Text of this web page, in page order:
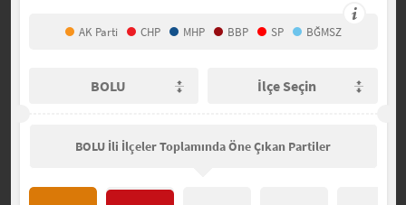
AK Parti CHP MHP BBP SP BĞMSZ
BOLU İlçe Seçin
BOLU İli İlçeler Toplamında Öne Çıkan Partiler